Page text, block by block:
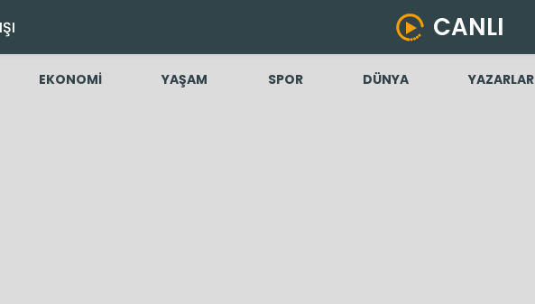
CANLI
EKONOMİ YAŞAM SPOR DÜNYA YAZARLAR